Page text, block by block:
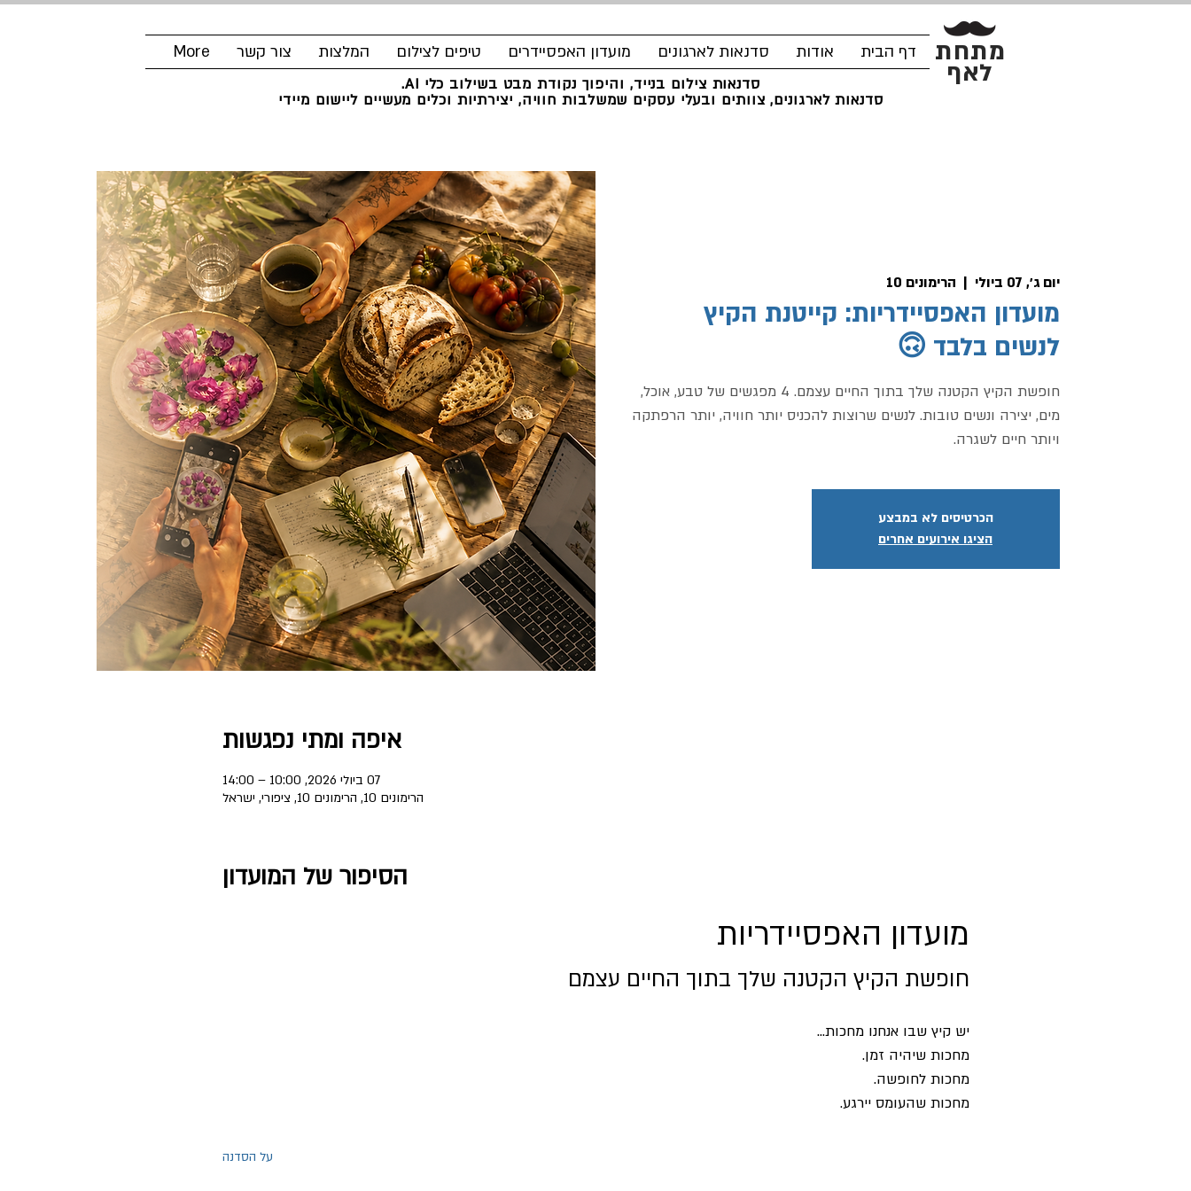
דף הבית אודות סדנאות לארגונים מועדון האפסיידרים טיפים לצילום המלצות צור קשר More
סדנאות צילום בנייד, והיפוך נקודת מבט בשילוב כלי AI.
סדנאות לארגונים, צוותים ובעלי עסקים שמשלבות חוויה, יצירתיות וכלים מעשיים ליישום מיידי
מתחת
לאף
יום ג׳, 07 ביולי
  |
הרימונים 10
מועדון האפסיידריות: קייטנת הקיץ
לנשים בלבד 🙃
חופשת הקיץ הקטנה שלך בתוך החיים עצמם. 4 מפגשים של טבע, אוכל,
מים, יצירה ונשים טובות. לנשים שרוצות להכניס יותר חוויה, יותר הרפתקה
ויותר חיים לשגרה.
הכרטיסים לא במבצע
הציגו אירועים אחרים
איפה ומתי נפגשות
07 ביולי 2026, 10:00 – 14:00
הרימונים 10, הרימונים 10, ציפורי, ישראל
הסיפור של המועדון
מועדון האפסיידריות
חופשת הקיץ הקטנה שלך בתוך החיים עצמם
יש קיץ שבו אנחנו מחכות...
מחכות שיהיה זמן.
מחכות לחופשה.
מחכות שהעומס יירגע.
על הסדנה